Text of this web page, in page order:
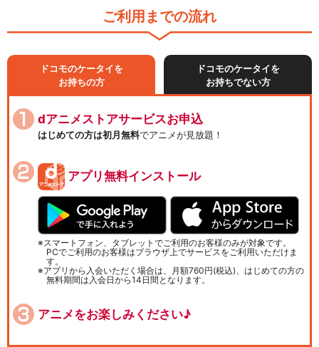
ご利用までの流れ
ドコモのケータイを
お持ちの方
ドコモのケータイを
お持ちでない方
dアニメストアサービスお申込
はじめての方は初月無料でアニメが見放題！
アプリ無料インストール
スマートフォン、タブレットでご利用のお客様のみが対象です。
PCでご利用のお客様はブラウザ上でサービスをご利用いただけま
す。
アプリから入会いただく場合は、月額760円(税込)、はじめての方の
無料期間は入会日から14日間となります。
アニメをお楽しみください♪